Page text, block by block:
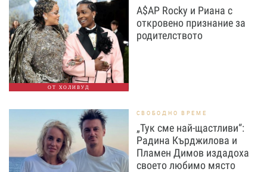
ОТ ХОЛИВУД
A$AP Rocky и Риана с
откровено признание за
родителството
СВОБОДНО ВРЕМЕ
„Тук сме най-щастливи“:
Радина Кърджилова и
Пламен Димов издадоха
своето любимо място